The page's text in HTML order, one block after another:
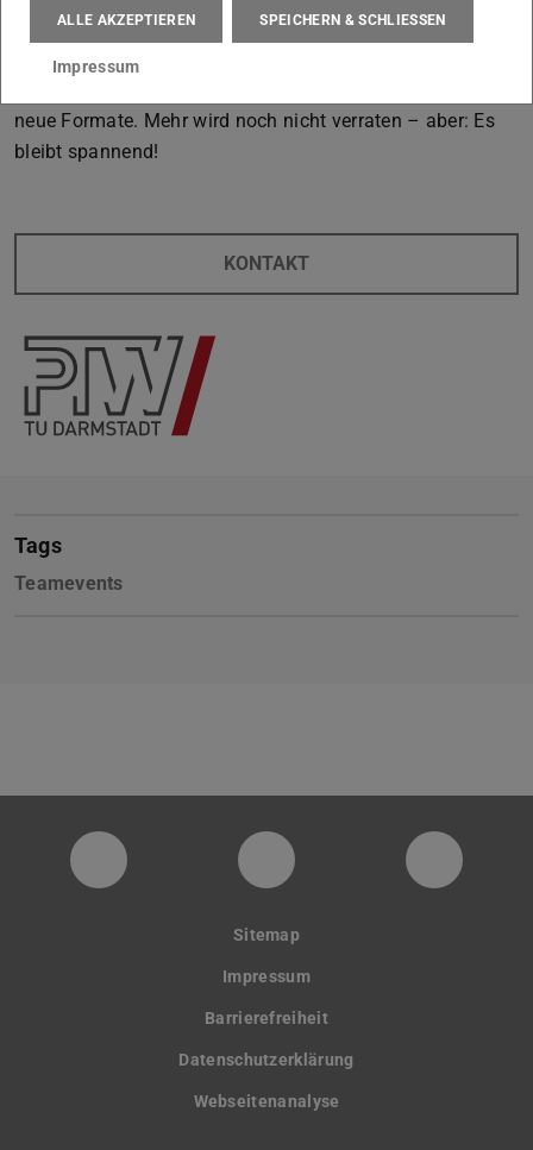
schließlich Energie!
Unser Fazit:Zwei inspirierende Tage voller neuer
neue Formate. Mehr wird noch nicht verraten – aber: Es
bleibt spannend!
KONTAKT
Tags
Teamevents
PTW YouTube KanalPTW LinkedIn
Sitemap
Impressum
Barrierefreiheit
Datenschutzerklärung
Webseitenanalyse
ALLE AKZEPTIEREN SPEICHERN & SCHLIESSEN
Impressum